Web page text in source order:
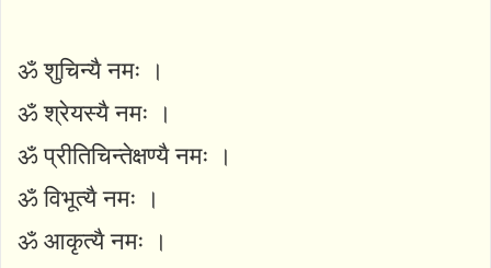
ॐ शुचिन्यै नमः ।
ॐ श्रेयस्यै नमः ।
ॐ प्रीतिचिन्तेक्षण्यै नमः ।
ॐ विभूत्यै नमः ।
ॐ आकृत्यै नमः ।